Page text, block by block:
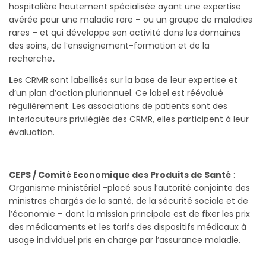
hospitalière hautement spécialisée ayant une expertise
avérée pour une maladie rare – ou un groupe de maladies
rares – et qui développe son activité dans les domaines
des soins, de l’enseignement-formation et de la
recherche.
Les CRMR sont labellisés sur la base de leur expertise et
d’un plan d’action pluriannuel. Ce label est réévalué
régulièrement. Les associations de patients sont des
interlocuteurs privilégiés des CRMR, elles participent à leur
évaluation.
CEPS / Comité Economique des Produits de Santé :
Organisme ministériel -placé sous l’autorité conjointe des
ministres chargés de la santé, de la sécurité sociale et de
l’économie – dont la mission principale est de fixer les prix
des médicaments et les tarifs des dispositifs médicaux à
usage individuel pris en charge par l’assurance maladie.